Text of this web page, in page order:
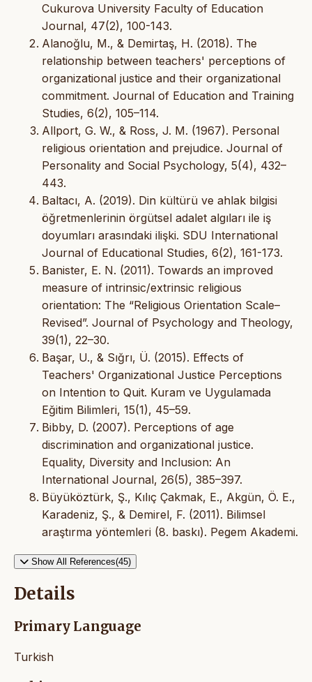
Cukurova University Faculty of Education
Journal, 47(2), 100-143.
Alanoğlu, M., & Demirtaş, H. (2018). The
relationship between teachers' perceptions of
organizational justice and their organizational
commitment. Journal of Education and Training
Studies, 6(2), 105–114.
Allport, G. W., & Ross, J. M. (1967). Personal
religious orientation and prejudice. Journal of
Personality and Social Psychology, 5(4), 432–
443.
Baltacı, A. (2019). Din kültürü ve ahlak bilgisi
öğretmenlerinin örgütsel adalet algıları ile iş
doyumları arasındaki ilişki. SDU International
Journal of Educational Studies, 6(2), 161-173.
Banister, E. N. (2011). Towards an improved
measure of intrinsic/extrinsic religious
orientation: The “Religious Orientation Scale–
Revised”. Journal of Psychology and Theology,
39(1), 22–30.
Başar, U., & Sığrı, Ü. (2015). Effects of
Teachers' Organizational Justice Perceptions
on Intention to Quit. Kuram ve Uygulamada
Eğitim Bilimleri, 15(1), 45–59.
Bibby, D. (2007). Perceptions of age
discrimination and organizational justice.
Equality, Diversity and Inclusion: An
International Journal, 26(5), 385–397.
Büyüköztürk, Ş., Kılıç Çakmak, E., Akgün, Ö. E.,
Karadeniz, Ş., & Demirel, F. (2011). Bilimsel
araştırma yöntemleri (8. baskı). Pegem Akademi.
Show All References(45)
Details
Primary Language
Turkish